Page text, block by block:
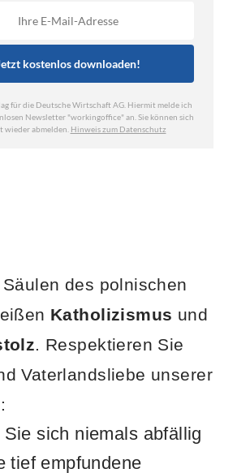
des polnischen
Katholizismus und
. Respektieren Sie
Vaterlandsliebe unserer
sich niemals abfällig
tief empfundene